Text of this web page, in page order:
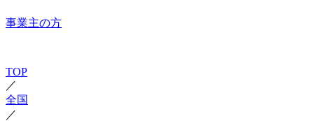
事業主の方
TOP
／
全国
／